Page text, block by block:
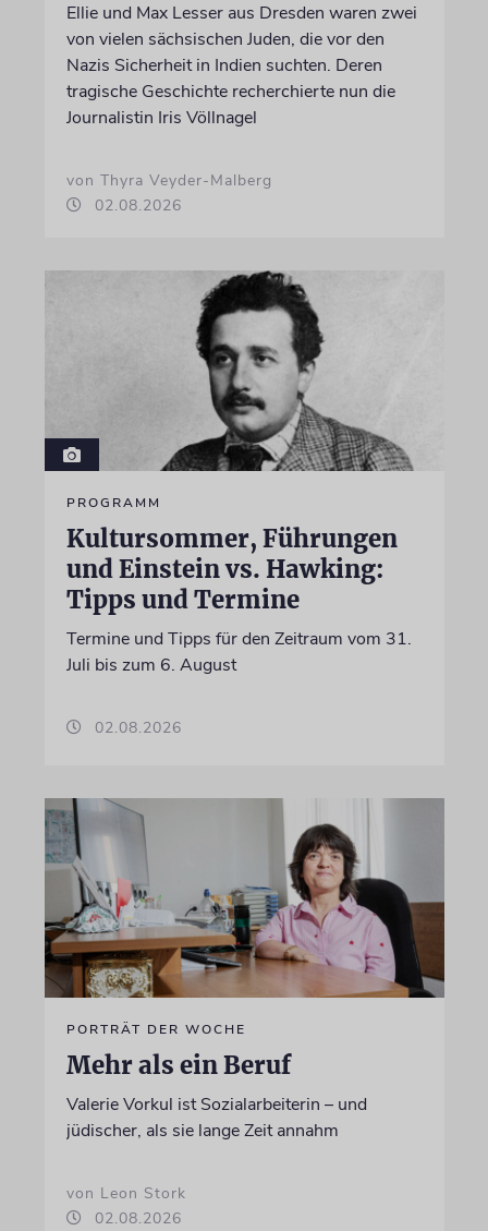
Ellie und Max Lesser aus Dresden waren zwei
von vielen sächsischen Juden, die vor den
Nazis Sicherheit in Indien suchten. Deren
tragische Geschichte recherchierte nun die
Journalistin Iris Völlnagel
von Thyra Veyder-Malberg
02.08.2026
PROGRAMM
Kultursommer, Führungen
und Einstein vs. Hawking:
Tipps und Termine
Termine und Tipps für den Zeitraum vom 31.
Juli bis zum 6. August
02.08.2026
PORTRÄT DER WOCHE
Mehr als ein Beruf
Valerie Vorkul ist Sozialarbeiterin – und
jüdischer, als sie lange Zeit annahm
von Leon Stork
02.08.2026